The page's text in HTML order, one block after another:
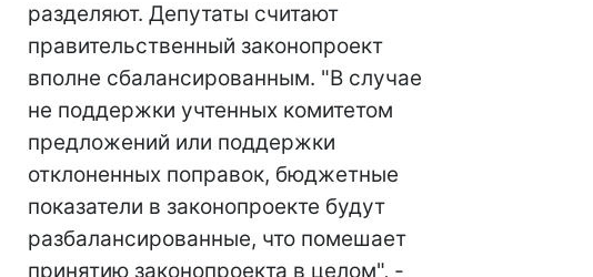
разделяют. Депутаты считают
правительственный законопроект
вполне сбалансированным. "В случае
не поддержки учтенных комитетом
предложений или поддержки
отклоненных поправок, бюджетные
показатели в законопроекте будут
разбалансированные, что помешает
принятию законопроекта в целом", -